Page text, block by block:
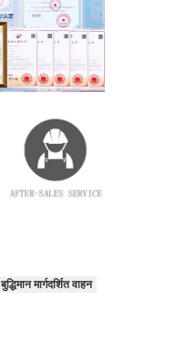
बुद्धिमान मार्गदर्शित वाहन